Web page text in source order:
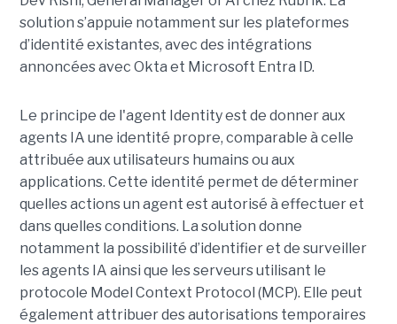
solution s’appuie notamment sur les plateformes
d’identité existantes, avec des intégrations
annoncées avec Okta et Microsoft Entra ID.
Le principe de l'agent Identity est de donner aux
agents IA une identité propre, comparable à celle
attribuée aux utilisateurs humains ou aux
applications. Cette identité permet de déterminer
quelles actions un agent est autorisé à effectuer et
dans quelles conditions. La solution donne
notamment la possibilité d’identifier et de surveiller
les agents IA ainsi que les serveurs utilisant le
protocole Model Context Protocol (MCP). Elle peut
également attribuer des autorisations temporaires